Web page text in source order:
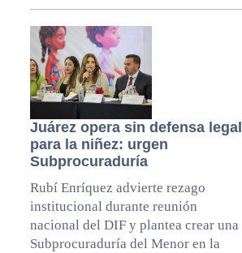
Juárez opera sin defensa legal
para la niñez: urgen
Subprocuraduría
Rubí Enríquez advierte rezago
institucional durante reunión
nacional del DIF y plantea crear una
Subprocuraduría del Menor en la